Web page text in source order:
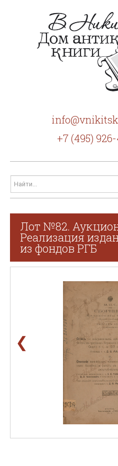
+7 (495)
Лот №82.
Реализация
из фондов РГБ
❮